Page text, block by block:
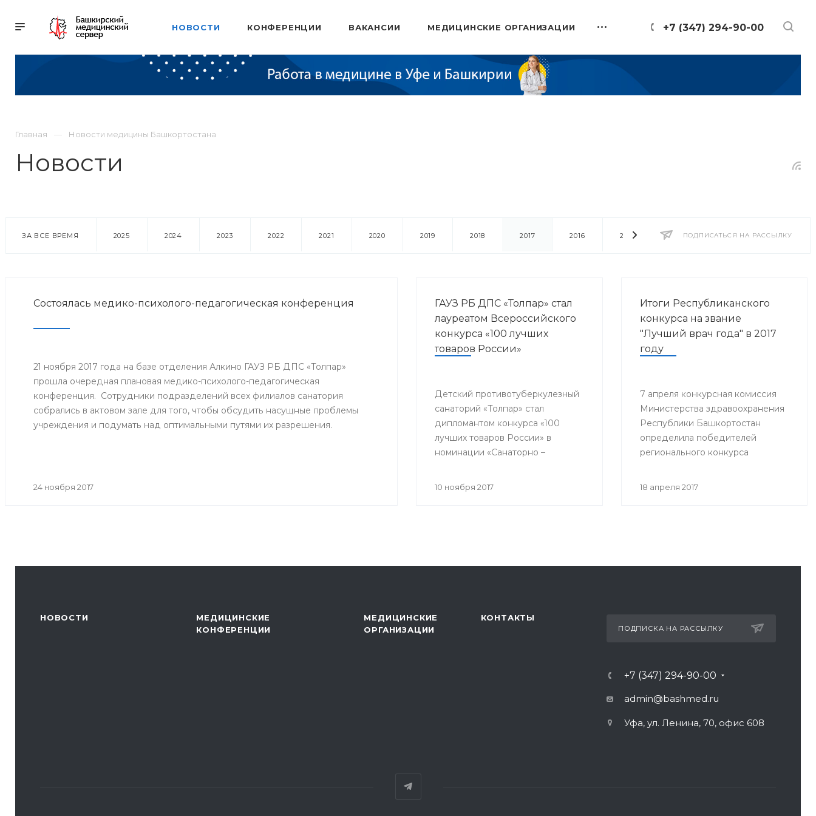
+7 (347) 294-90-00
НОВОСТИ КОНФЕРЕНЦИИ ВАКАНСИИ МЕДИЦИНСКИЕ ОРГАНИЗАЦИИ
Главная Новости медицины Башкортостана
Новости
ПОДПИСАТЬСЯ НА РАССЫЛКУ
ЗА ВСЕ ВРЕМЯ 2025 2024 2023 2022 2021 2020 2019 2018 2017 2016 2014 2013 2012 2011
Состоялась медико-психолого-педагогическая конференция
21 ноября 2017 года на базе отделения Алкино ГАУЗ РБ ДПС «Толпар»
прошла очередная плановая медико-психолого-педагогическая
конференция. Сотрудники подразделений всех филиалов санатория
собрались в актовом зале для того, чтобы обсудить насущные проблемы
учреждения и подумать над оптимальными путями их разрешения.
24 ноября 2017
ГАУЗ РБ ДПС «Толпар» стал
лауреатом Всероссийского
конкурса «100 лучших
товаров России»
Детский противотуберкулезный
санаторий «Толпар» стал
дипломантом конкурса «100
лучших товаров России» в
номинации «Санаторно –
10 ноября 2017
Итоги Республиканского
конкурса на звание
"Лучший врач года" в 2017
году
7 апреля конкурсная комиссия
Министерства здравоохранения
Республики Башкортостан
определила победителей
регионального конкурса
18 апреля 2017
НОВОСТИ
МЕДИЦИНСКИЕ
КОНФЕРЕНЦИИ
МЕДИЦИНСКИЕ
ОРГАНИЗАЦИИ
КОНТАКТЫ
ПОДПИСКА НА РАССЫЛКУ
+7 (347) 294-90-00
admin@bashmed.ru
Уфа, ул. Ленина, 70, офис 608